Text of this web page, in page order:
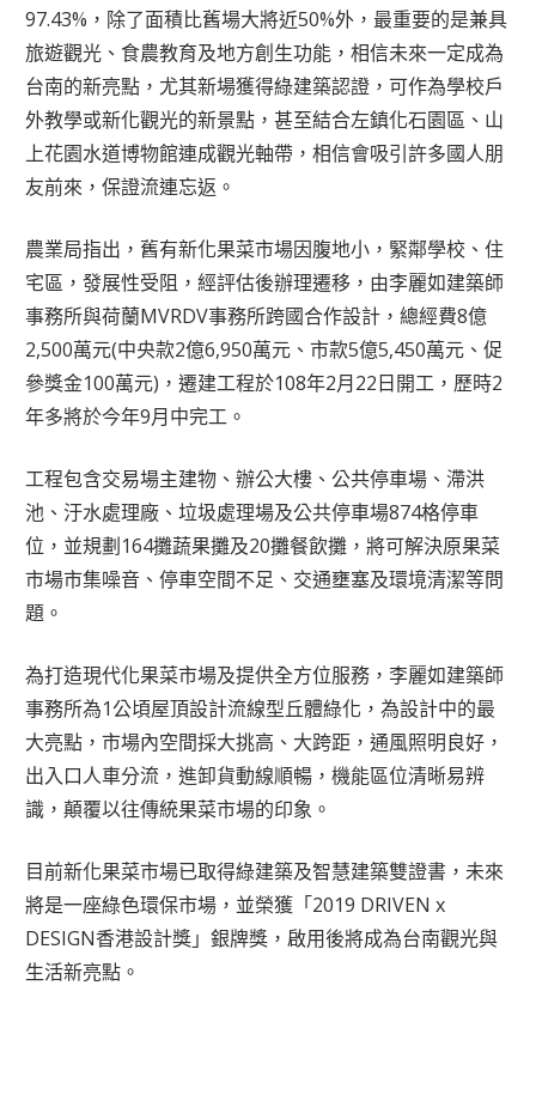
97.43%，除了面積比舊場大將近50%外，最重要的是兼具
旅遊觀光、食農教育及地方創生功能，相信未來一定成為
台南的新亮點，尤其新場獲得綠建築認證，可作為學校戶
外教學或新化觀光的新景點，甚至結合左鎮化石園區、山
上花園水道博物館連成觀光軸帶，相信會吸引許多國人朋
友前來，保證流連忘返。
農業局指出，舊有新化果菜市場因腹地小，緊鄰學校、住
宅區，發展性受阻，經評估後辦理遷移，由李麗如建築師
事務所與荷蘭MVRDV事務所跨國合作設計，總經費8億
2,500萬元(中央款2億6,950萬元、市款5億5,450萬元、促
參獎金100萬元)，遷建工程於108年2月22日開工，歷時2
年多將於今年9月中完工。
工程包含交易場主建物、辦公大樓、公共停車場、滯洪
池、汙水處理廠、垃圾處理場及公共停車場874格停車
位，並規劃164攤蔬果攤及20攤餐飲攤，將可解決原果菜
市場市集噪音、停車空間不足、交通壅塞及環境清潔等問
題。
為打造現代化果菜市場及提供全方位服務，李麗如建築師
事務所為1公頃屋頂設計流線型丘體綠化，為設計中的最
大亮點，市場內空間採大挑高、大跨距，通風照明良好，
出入口人車分流，進卸貨動線順暢，機能區位清晰易辨
識，顛覆以往傳統果菜市場的印象。
目前新化果菜市場已取得綠建築及智慧建築雙證書，未來
將是一座綠色環保市場，並榮獲「2019 DRIVEN x
DESIGN香港設計獎」銀牌獎，啟用後將成為台南觀光與
生活新亮點。